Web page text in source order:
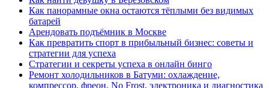
Как панорамные окна остаются тёплыми без видимых
батарей
Арендовать подъёмник в Москве
Как превратить спорт в прибыльный бизнес: советы и
стратегии для успеха
Стратегии и секреты успеха в онлайн бинго
Ремонт холодильников в Батуми: охлаждение,
компрессор, фреон, No Frost, электроника и диагностика